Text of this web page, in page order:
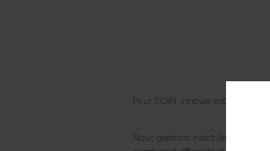
Pour ISDIN, innover est
Nous gardons intact